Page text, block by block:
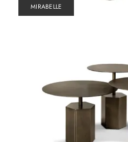
MIRABELLE